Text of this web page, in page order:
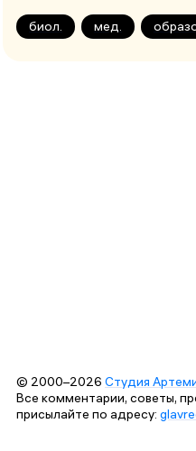
биол. мед.
© 2000–2026 Студия
Все комментарии, советы,
присылайте по адресу: